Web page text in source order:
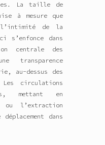
La taille de
à mesure que
l’intimité de la
s’enfonce dans
centrale des
transparence
au-dessus des
Les circulations
mettant en
ou l’extraction
déplacement dans